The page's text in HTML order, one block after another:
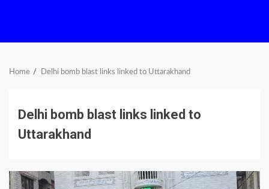
Home Delhi bomb blast links linked to Uttarakhand
Delhi bomb blast links linked to
Uttarakhand